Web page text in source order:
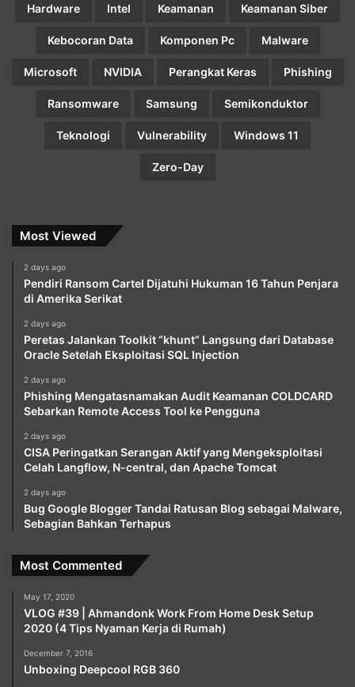
Hardware Intel Keamanan Keamanan Siber
Kebocoran Data Komponen Pc Malware
Microsoft NVIDIA Perangkat Keras Phishing
Ransomware Samsung Semikonduktor
Teknologi Vulnerability Windows 11
Zero-Day
Most Viewed
2 days ago
Pendiri Ransom Cartel Dijatuhi Hukuman 16 Tahun Penjara
di Amerika Serikat
2 days ago
Peretas Jalankan Toolkit “khunt” Langsung dari Database
Oracle Setelah Eksploitasi SQL Injection
2 days ago
Phishing Mengatasnamakan Audit Keamanan COLDCARD
Sebarkan Remote Access Tool ke Pengguna
2 days ago
CISA Peringatkan Serangan Aktif yang Mengeksploitasi
Celah Langflow, N-central, dan Apache Tomcat
2 days ago
Bug Google Blogger Tandai Ratusan Blog sebagai Malware,
Sebagian Bahkan Terhapus
Most Commented
May 17, 2020
VLOG #39 | Ahmandonk Work From Home Desk Setup
2020 (4 Tips Nyaman Kerja di Rumah)
December 7, 2016
Unboxing Deepcool RGB 360